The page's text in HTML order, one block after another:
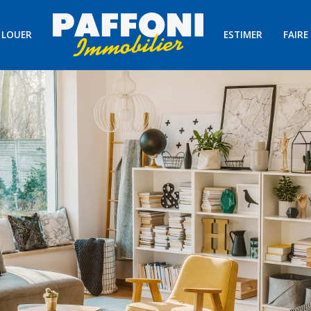
LOUER ESTIMER
pro
Estimer
BUDGET
Voir les2annonces